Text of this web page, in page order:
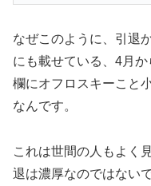
なぜこのように、引退
にも載せている、4月
欄にオフロスキーこと
なんです。
これは世間の人もよく
退は濃厚なのではない